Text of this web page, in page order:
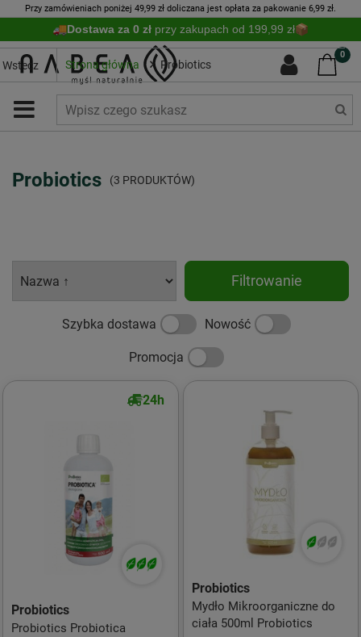
Przy zamówieniach poniżej 49,99 zł doliczana jest opłata za pakowanie 6,99 zł.
Dostawa za 0 zł przy zakupach od 199,99 zł
0
Wstecz Strona główna Probiotics
Probiotics (3 PRODUKTÓW)
Filtrowanie
Szybka dostawa Nowość
Promocja
24h
Probiotics
Probiotics Probiotica
Probiotics
Mydło Mikroorganiczne do
ciała 500ml Probiotics